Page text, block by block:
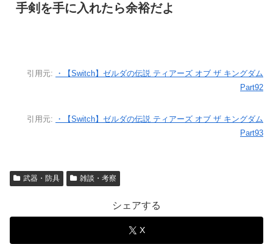
手剣を手に入れたら余裕だよ
引用元:
・【Switch】ゼルダの伝説 ティアーズ オブ ザ キングダム
Part92
引用元:
・【Switch】ゼルダの伝説 ティアーズ オブ ザ キングダム
Part93
武器・防具 雑談・考察
シェアする
X